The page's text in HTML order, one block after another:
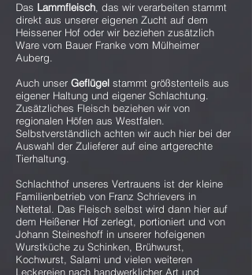
Das Lammfleisch , das wir verarbeiten stammt
direkt aus unserer eigenen Zucht auf dem
Heissener Hof oder wir beziehen zusätzlich
Ware vom Bauer Franke vom Mülheimer
Auberg.
Auch unser Geflügel stammt größstenteils aus
eigener Haltung und eigener Schlachtung.
Zusätzliches Fleisch beziehen wir von
regionalen Höfen aus Westfalen.
Selbstverständlich achten wir auch hier bei der
Auswahl der Zulieferer auf eine artgerechte
Tierhaltung.
Schlachthof unseres Vertrauens ist der kleine
Familienbetrieb von Franz Schrievers in
Nettetal. Das Fleisch selbst wird dann hier auf
dem Heißener Hof zerlegt, portioniert und von
Johann Steineshoff in unserer hofeigenen
Wurstküche zu Schinken, Brühwurst,
Kochwurst, Salami und vielen weiteren
Leckereien nach handwerklicher Art und